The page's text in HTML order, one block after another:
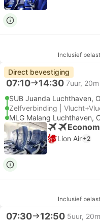
Inclusief
Direct bevestiging
07:10 14:30 7uur, 20m
SUB Juanda Luchthaven,
Zelfverbinding |
MLG Malang Luchthaven,
Lion Air +2
Inclusief
07:30 12:50 5uur, 20m